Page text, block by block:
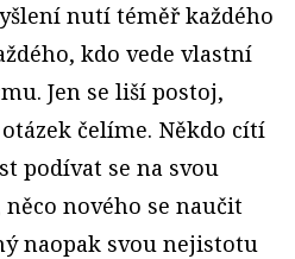
nutí téměř každého
kdo vede vlastní
Jen se liší postoj,
čelíme. Někdo cítí
podívat se na svou
nového se naučit
naopak svou nejistotu